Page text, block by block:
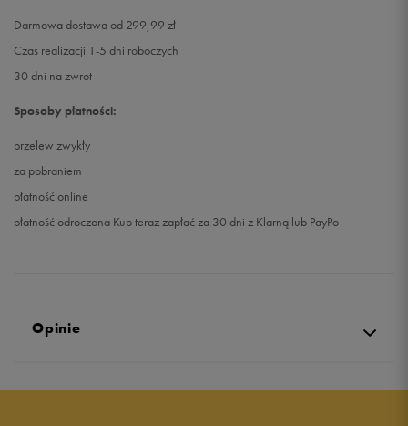
Darmowa dostawa od 299,99 zł
Czas realizacji 1-5 dni roboczych
30 dni na zwrot
Sposoby płatności:
przelew zwykły
za pobraniem
płatność online
płatność odroczona Kup teraz zapłać za 30 dni z Klarną lub PayPo
Opinie